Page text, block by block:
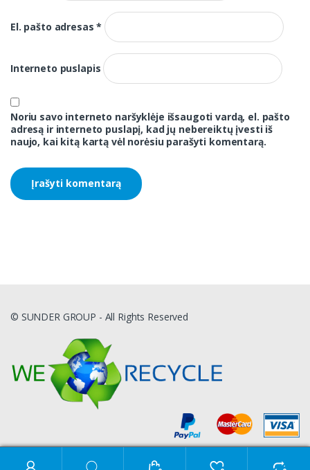
El. pašto adresas*
Interneto puslapis
Noriu savo interneto naršyklėje išsaugoti vardą, el. pašto
adresą ir interneto puslapį, kad jų nebereiktų įvesti iš
naujo, kai kitą kartą vėl norėsiu parašyti komentarą.
© SUNDER GROUP - All Rights Reserved
Ieškoti: